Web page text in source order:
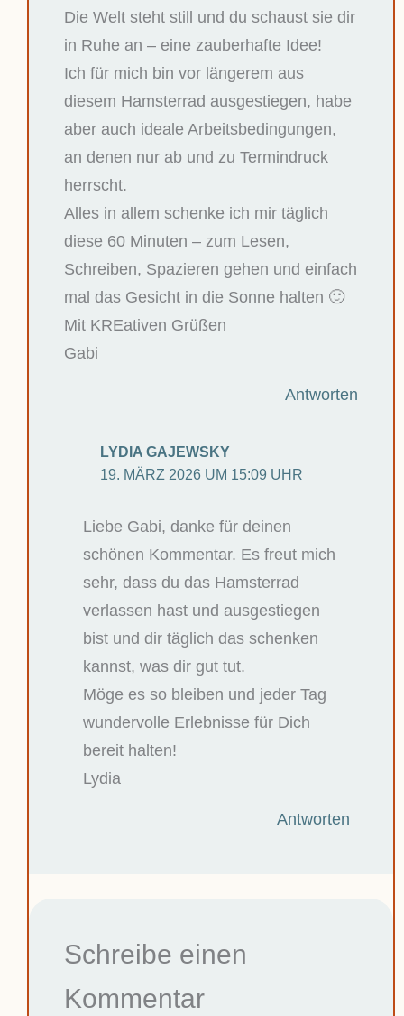
Die Welt steht still und du schaust sie dir
in Ruhe an – eine zauberhafte Idee!
Ich für mich bin vor längerem aus
diesem Hamsterrad ausgestiegen, habe
aber auch ideale Arbeitsbedingungen,
an denen nur ab und zu Termindruck
herrscht.
Alles in allem schenke ich mir täglich
diese 60 Minuten – zum Lesen,
Schreiben, Spazieren gehen und einfach
mal das Gesicht in die Sonne halten 🙂
Mit KREativen Grüßen
Gabi
Antworten
LYDIA GAJEWSKY
19. MÄRZ 2026 UM 15:09 UHR
Liebe Gabi, danke für deinen
schönen Kommentar. Es freut mich
sehr, dass du das Hamsterrad
verlassen hast und ausgestiegen
bist und dir täglich das schenken
kannst, was dir gut tut.
Möge es so bleiben und jeder Tag
wundervolle Erlebnisse für Dich
bereit halten!
Lydia
Antworten
Schreibe einen
Kommentar